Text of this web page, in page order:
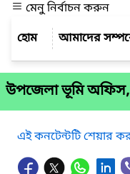
মেনু নির্বাচন করুন
আমাদের
উপজেলা ভূমি অফিস,
এই কনটেন্টটি শেয়ার